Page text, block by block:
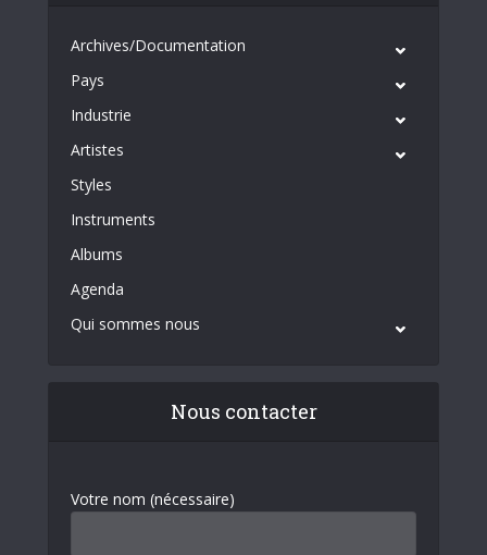
Archives/Documentation
Pays
Industrie
Artistes
Styles
Instruments
Albums
Agenda
Qui sommes nous
Nous contacter
Votre nom (nécessaire)